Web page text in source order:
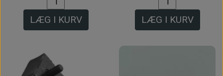
LÆG I KURV LÆG I KURV